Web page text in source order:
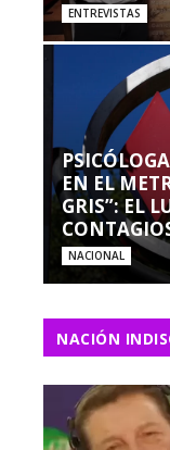
ENTREVISTAS
EN EL
GRIS”: EL
NACIONAL
NACIÓN